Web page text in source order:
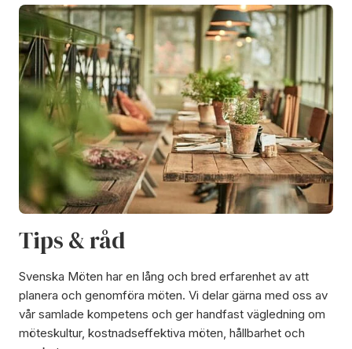
Tips & råd
Svenska Möten har en lång och bred erfarenhet av att
planera och genomföra möten. Vi delar gärna med oss av
vår samlade kompetens och ger handfast vägledning om
möteskultur, kostnadseffektiva möten, hållbarhet och